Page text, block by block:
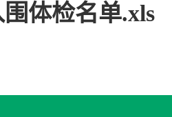
体检名单.xls